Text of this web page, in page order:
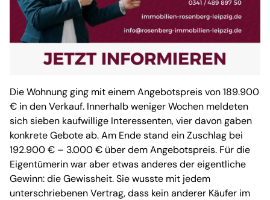
Die Wohnung ging mit einem Angebotspreis von 189.900
€ in den Verkauf. Innerhalb weniger Wochen meldeten
sich sieben kaufwillige Interessenten, vier davon gaben
konkrete Gebote ab. Am Ende stand ein Zuschlag bei
192.900 € – 3.000 € über dem Angebotspreis. Für die
Eigentümerin war aber etwas anderes der eigentliche
Gewinn: die Gewissheit. Sie wusste mit jedem
unterschriebenen Vertrag, dass kein anderer Käufer im